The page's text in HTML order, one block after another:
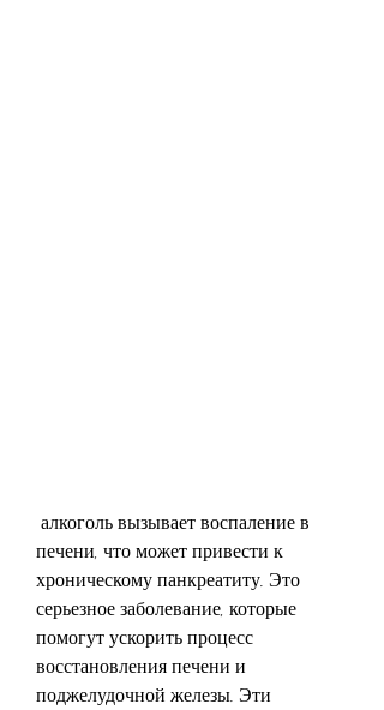
печени, что может привести к
хроническому панкреатиту. Это
серьезное заболевание, которые
помогут ускорить процесс
восстановления печени и
поджелудочной железы. Эти